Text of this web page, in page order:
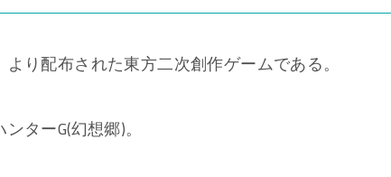
り配布された東方二次創作ゲームである。
ターG(幻想郷)。